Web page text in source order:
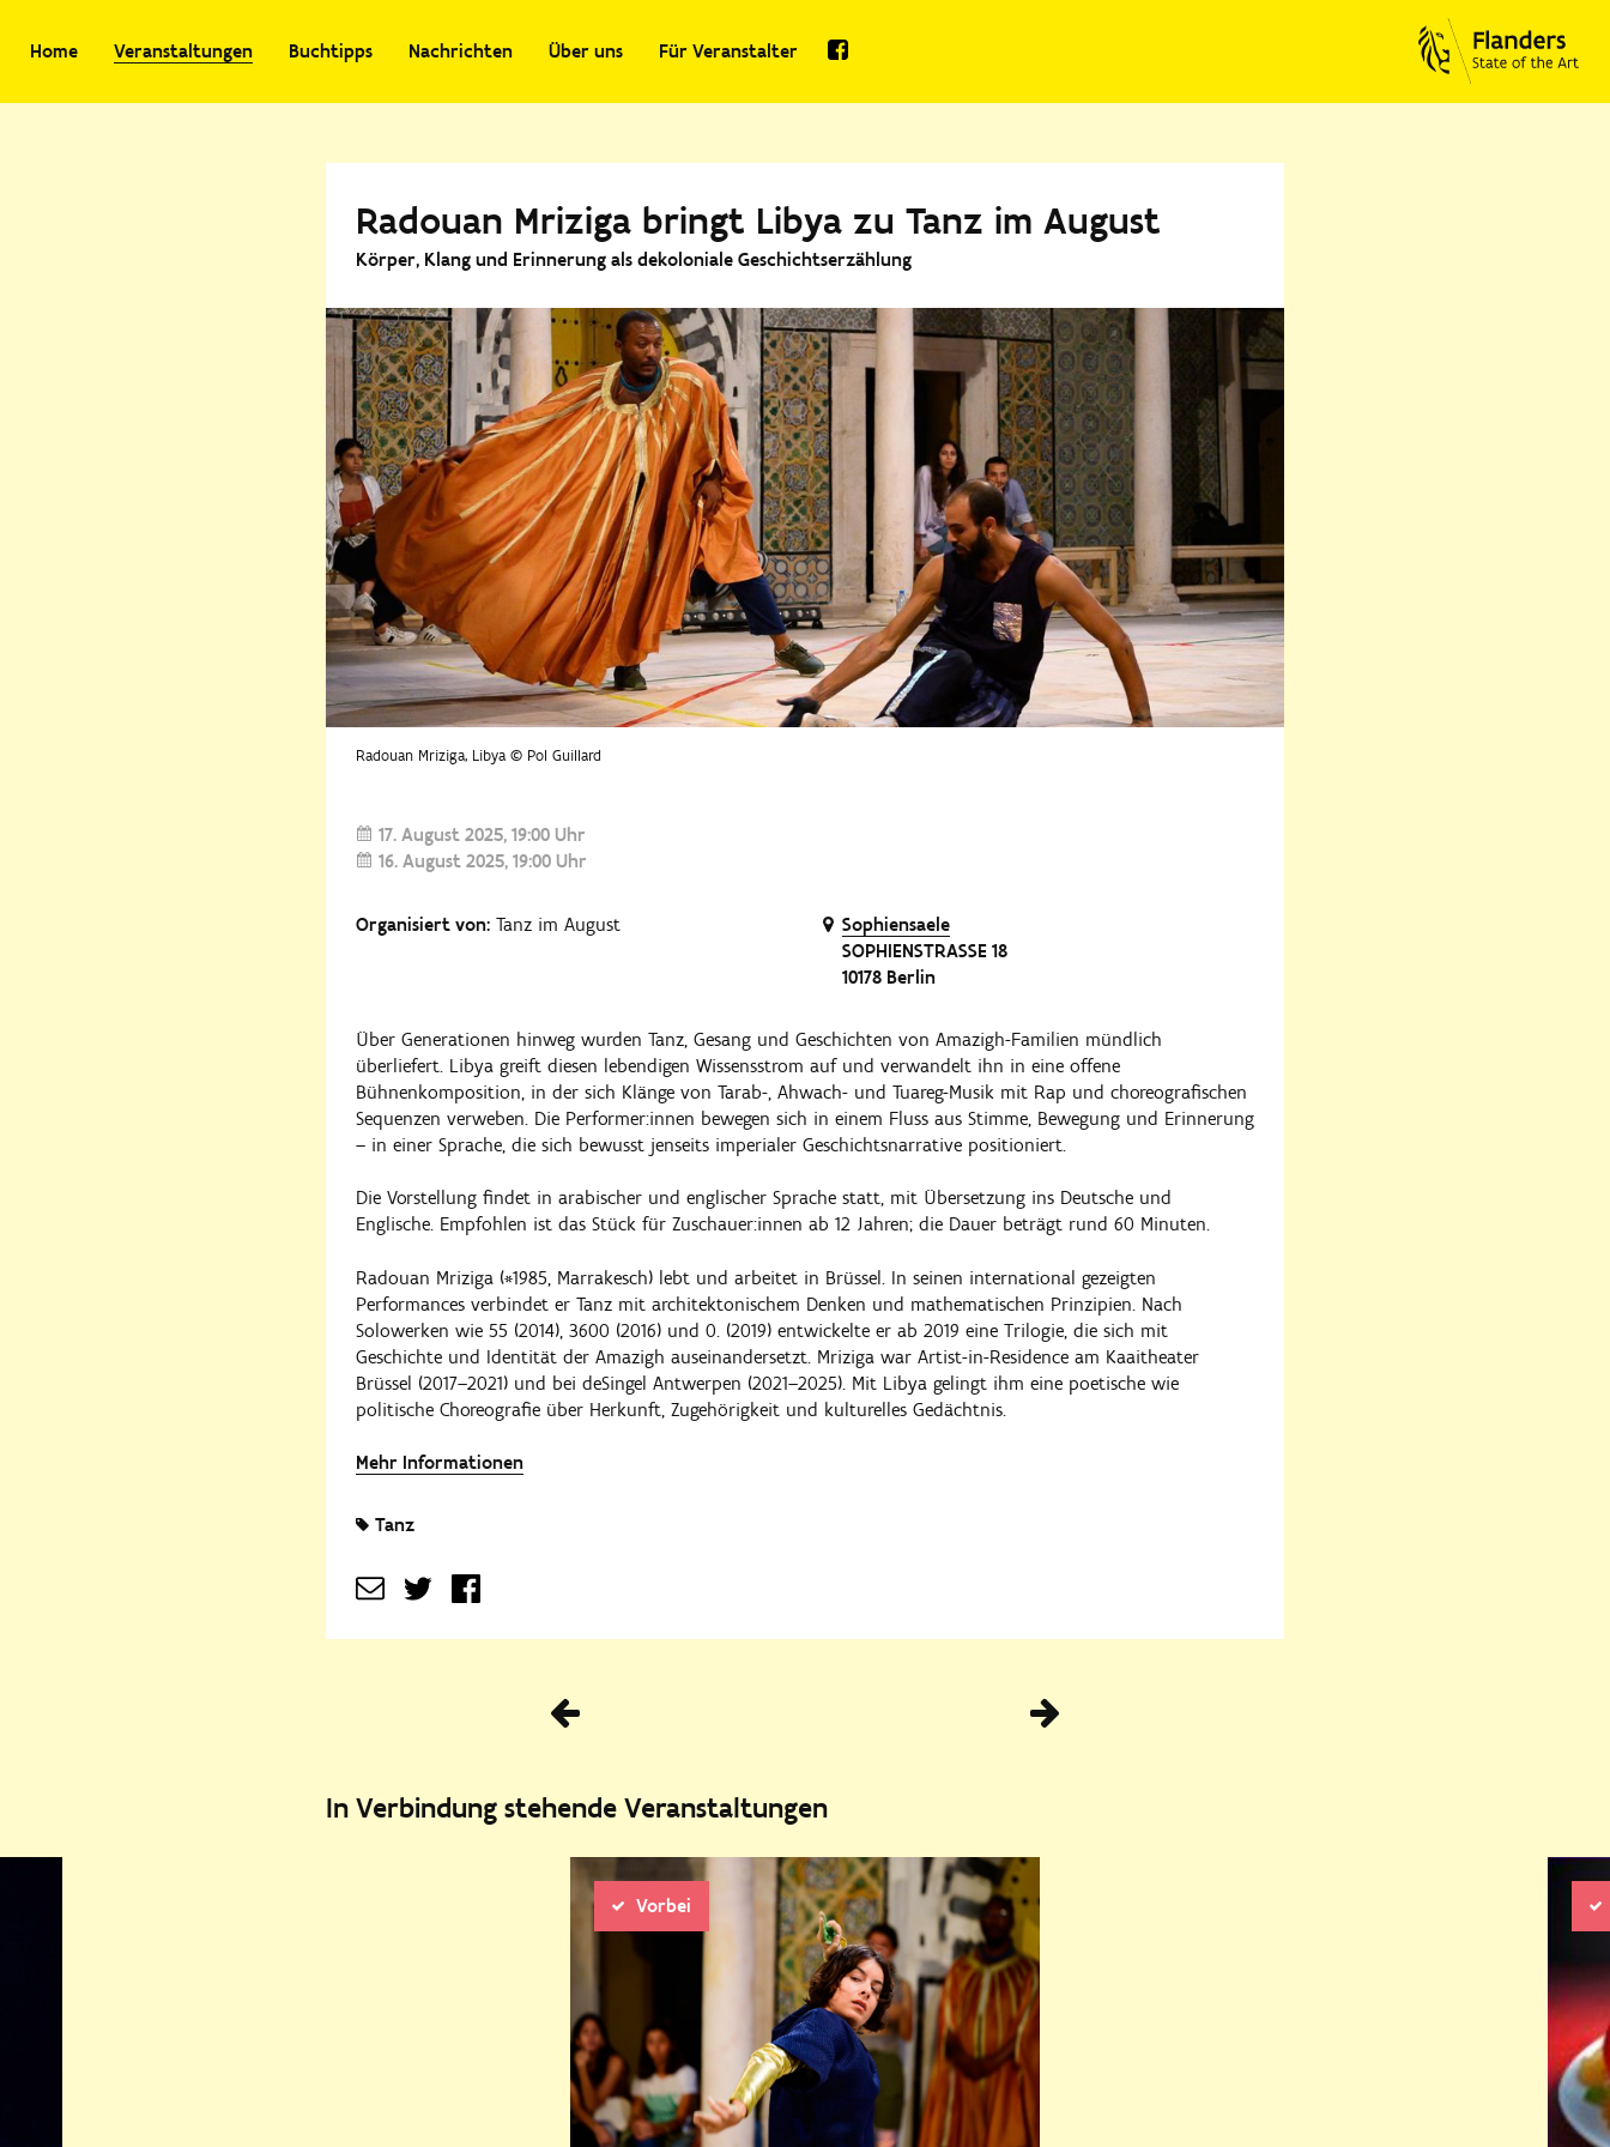
Home Veranstaltungen Buchtipps Nachrichten Über uns Für Veranstalter
Radouan Mriziga bringt Libya zu Tanz im August
Körper, Klang und Erinnerung als dekoloniale Geschichtserzählung
Radouan Mriziga, Libya © Pol Guillard
17. August 2025 19:00 Uhr
16. August 2025 19:00 Uhr
Organisiert von: Tanz im August
Sophiensaele
SOPHIENSTRASSE 18
10178 Berlin
Über Generationen hinweg wurden Tanz, Gesang und Geschichten von Amazigh-Familien mündlich
überliefert. Libya greift diesen lebendigen Wissensstrom auf und verwandelt ihn in eine offene
Bühnenkomposition, in der sich Klänge von Tarab-, Ahwach- und Tuareg-Musik mit Rap und choreografischen
Sequenzen verweben. Die Performer:innen bewegen sich in einem Fluss aus Stimme, Bewegung und Erinnerung
– in einer Sprache, die sich bewusst jenseits imperialer Geschichtsnarrative positioniert.
Die Vorstellung findet in arabischer und englischer Sprache statt, mit Übersetzung ins Deutsche und
Englische. Empfohlen ist das Stück für Zuschauer:innen ab 12 Jahren; die Dauer beträgt rund 60 Minuten.
Radouan Mriziga (*1985, Marrakesch) lebt und arbeitet in Brüssel. In seinen international gezeigten
Performances verbindet er Tanz mit architektonischem Denken und mathematischen Prinzipien. Nach
Solowerken wie 55 (2014), 3600 (2016) und 0. (2019) entwickelte er ab 2019 eine Trilogie, die sich mit
Geschichte und Identität der Amazigh auseinandersetzt. Mriziga war Artist-in-Residence am Kaaitheater
Brüssel (2017–2021) und bei deSingel Antwerpen (2021–2025). Mit Libya gelingt ihm eine poetische wie
politische Choreografie über Herkunft, Zugehörigkeit und kulturelles Gedächtnis.
Mehr Informationen
Tanz
Vorherige
In Verbindung stehende Veranstaltungen
Vorbei